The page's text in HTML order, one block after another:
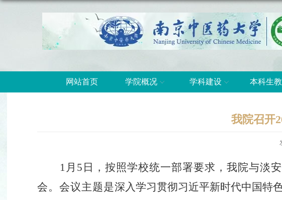
网站首页 学院概况 学科建设 本科生
我院召开
1 月 5 日， 按照学校统一部署要求，我院与淡
会。会议主题是深入学习贯彻习近平新时代中国特